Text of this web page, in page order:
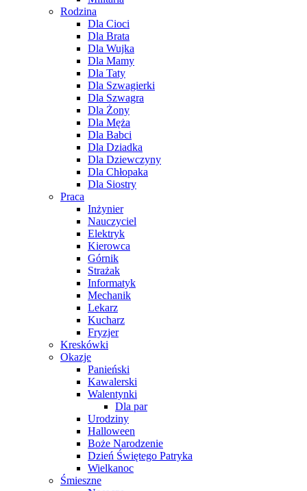
Rodzina
Dla Cioci
Dla Brata
Dla Wujka
Dla Mamy
Dla Taty
Dla Szwagierki
Dla Szwagra
Dla Żony
Dla Męża
Dla Babci
Dla Dziadka
Dla Dziewczyny
Dla Chłopaka
Dla Siostry
Praca
Inżynier
Nauczyciel
Elektryk
Kierowca
Górnik
Strażak
Informatyk
Mechanik
Lekarz
Kucharz
Fryzjer
Kreskówki
Okazje
Panieński
Kawalerski
Walentynki
Dla par
Urodziny
Halloween
Boże Narodzenie
Dzień Świętego Patryka
Wielkanoc
Śmieszne